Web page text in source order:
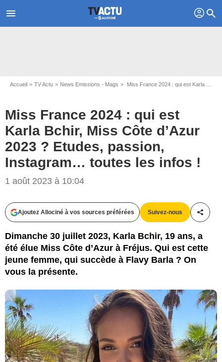
menu profil search
Accueil TV Actu News Emissions - Mags Miss France 2024 : qui est Karla Bchir, Miss Côte d’Azur 2023 ? Etudes, passion, Instagram… toutes les infos !
Miss France 2024 : qui est
Karla Bchir, Miss Côte d’Azur
2023 ? Etudes, passion,
Instagram… toutes les infos !
1 août 2023 à 10:04
Ajoutez Allociné à vos sources préférées Suivez-nous
Dimanche 30 juillet 2023, Karla Bchir, 19 ans, a
été élue Miss Côte d’Azur à Fréjus. Qui est cette
jeune femme, qui succède à Flavy Barla ? On
vous la présente.
Instagram Karla Bchir